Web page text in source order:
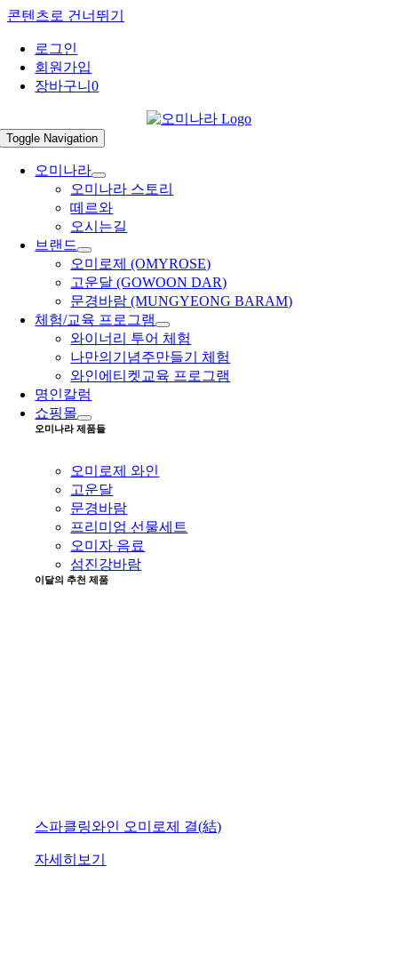
콘텐츠로 건너뛰기
로그인
회원가입
장바구니0
Toggle Navigation
오미나라
오미나라 스토리
떼르와
오시는길
브랜드
오미로제 (OMYROSE)
고운달 (GOWOON DAR)
문경바람 (MUNGYEONG BARAM)
체험/교육 프로그램
와이너리 투어 체험
나만의기념주만들기 체험
와인에티켓교육 프로그램
명인칼럼
쇼핑몰
오미나라 제품들
오미로제 와인
고운달
문경바람
프리미엄 선물세트
오미자 음료
섬진강바람
이달의 추천 제품
스파클링와인 오미로제 결(結)
자세히보기